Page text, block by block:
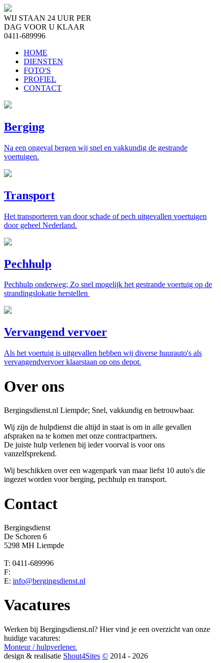
WIJ STAAN 24 UUR PER
DAG VOOR U KLAAR
0411-689996
HOME
DIENSTEN
FOTO'S
PROFIEL
CONTACT
Berging
Na een ongeval bergen wij snel en vakkundig de gestrande
voertuigen.
Transport
Het transporteren van door schade of pech uitgevallen voertuigen
door geheel Nederland.
Pechhulp
Pechhulp onderweg; Zo snel mogelijk het gestrande voertuig op de
strandingslokatie herstellen
Vervangend vervoer
Als het voertuig is uitgevallen hebben wij diverse huurauto's als
vervangendvervoer klaarstaan op ons depot.
Over ons
Bergingsdienst.nl Liempde; Snel, vakkundig en betrouwbaar.
Wij zijn de hulpdienst die altijd in staat is om in alle gevallen
afspraken na te komen met onze contractpartners.
De juiste hulp verlenen bij ieder voorval is voor ons
vanzelfsprekend.
Wij beschikken over een wagenpark van maar liefst 10 auto's die
ingezet worden voor berging, pechhulp en transport.
Contact
Bergingsdienst
De Schoren 6
5298 MH Liempde
T: 0411-689996
F:
E: info@bergingsdienst.nl
Vacatures
Werken bij Bergingsdienst.nl? Hier vind je een overzicht van onze
huidige vacatures:
Monteur / hulpverlener.
design & realisatie Shout4Sites © 2014 - 2026